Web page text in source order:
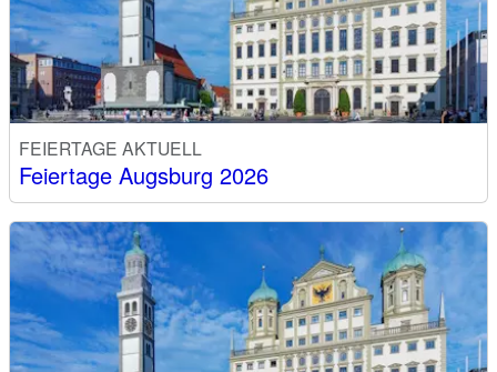
FEIERTAGE AKTUELL
Feiertage Augsburg 2026